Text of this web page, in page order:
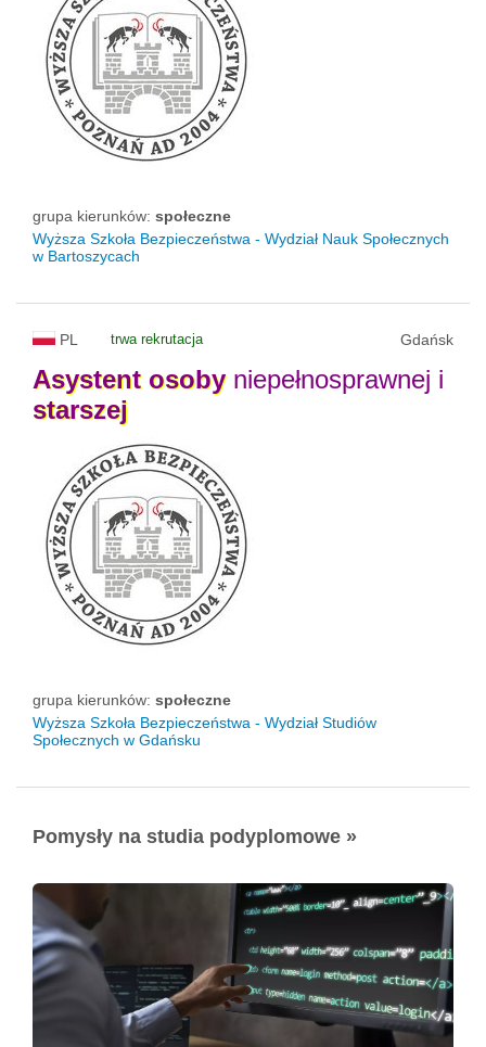
grupa kierunków: społeczne
Wyższa Szkoła Bezpieczeństwa - Wydział Nauk Społecznych
w Bartoszycach
PL trwa rekrutacja Gdańsk
Asystent osobyniepełnosprawnej i
starszej
grupa kierunków: społeczne
Wyższa Szkoła Bezpieczeństwa - Wydział Studiów
Społecznych w Gdańsku
Pomysły na studia podyplomowe »